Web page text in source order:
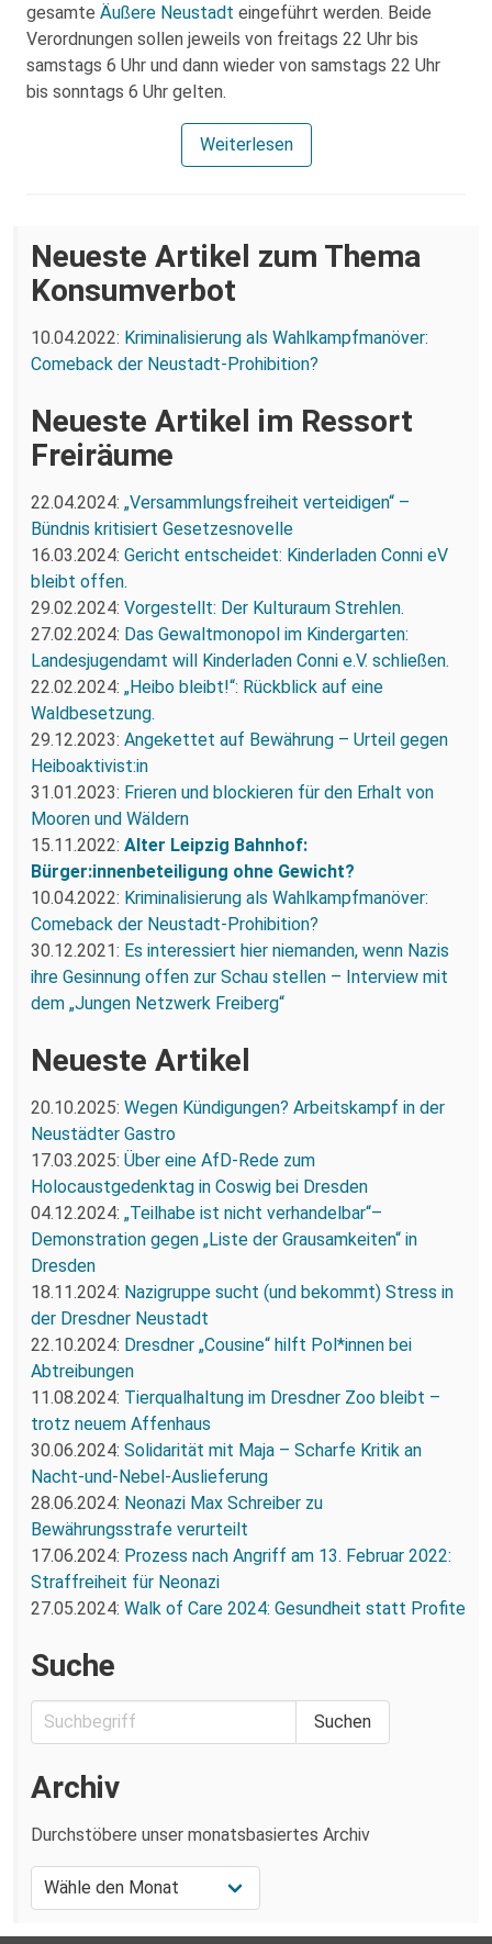
gesamte Äußere Neustadt eingeführt werden. Beide
Verordnungen sollen jeweils von freitags 22 Uhr bis
samstags 6 Uhr und dann wieder von samstags 22 Uhr
bis sonntags 6 Uhr gelten.
Weiterlesen
Neueste Artikel zum Thema
Konsumverbot
10.04.2022: Kriminalisierung als Wahlkampfmanöver:
Comeback der Neustadt-Prohibition?
Neueste Artikel im Ressort
Freiräume
22.04.2024: „Versammlungsfreiheit verteidigen“ –
Bündnis kritisiert Gesetzesnovelle
16.03.2024: Gericht entscheidet: Kinderladen Conni eV
bleibt offen.
29.02.2024: Vorgestellt: Der Kulturaum Strehlen.
27.02.2024: Das Gewaltmonopol im Kindergarten:
Landesjugendamt will Kinderladen Conni e.V. schließen.
22.02.2024: „Heibo bleibt!“: Rückblick auf eine
Waldbesetzung.
29.12.2023: Angekettet auf Bewährung – Urteil gegen
Heiboaktivist:in
31.01.2023: Frieren und blockieren für den Erhalt von
Mooren und Wäldern
15.11.2022: Alter Leipzig Bahnhof:
Bürger:innenbeteiligung ohne Gewicht?
10.04.2022: Kriminalisierung als Wahlkampfmanöver:
Comeback der Neustadt-Prohibition?
30.12.2021: Es interessiert hier niemanden, wenn Nazis
ihre Gesinnung offen zur Schau stellen – Interview mit
dem „Jungen Netzwerk Freiberg“
Neueste Artikel
20.10.2025: Wegen Kündigungen? Arbeitskampf in der
Neustädter Gastro
17.03.2025: Über eine AfD-Rede zum
Holocaustgedenktag in Coswig bei Dresden
04.12.2024: „Teilhabe ist nicht verhandelbar“–
Demonstration gegen „Liste der Grausamkeiten“ in
Dresden
18.11.2024: Nazigruppe sucht (und bekommt) Stress in
der Dresdner Neustadt
22.10.2024: Dresdner „Cousine“ hilft Pol*innen bei
Abtreibungen
11.08.2024: Tierqualhaltung im Dresdner Zoo bleibt –
trotz neuem Affenhaus
30.06.2024: Solidarität mit Maja – Scharfe Kritik an
Nacht-und-Nebel-Auslieferung
28.06.2024: Neonazi Max Schreiber zu
Bewährungsstrafe verurteilt
17.06.2024: Prozess nach Angriff am 13. Februar 2022:
Straffreiheit für Neonazi
27.05.2024: Walk of Care 2024: Gesundheit statt Profite
Suche
Archiv
Durchstöbere unser monatsbasiertes Archiv